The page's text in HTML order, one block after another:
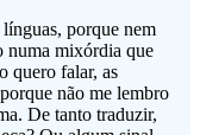
porque nem
numa mixórdia que
quero falar, as
não me lembro
De tanto traduzir,